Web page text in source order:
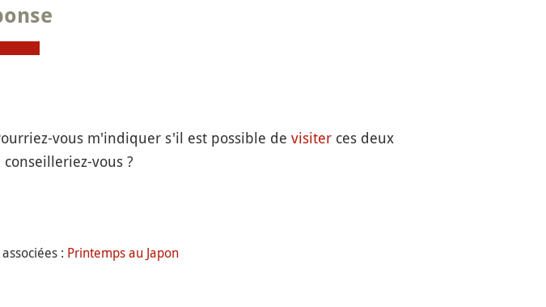
vous m'indiquer s'il est possible de visiterces deux
vous ?
: Printemps au Japon